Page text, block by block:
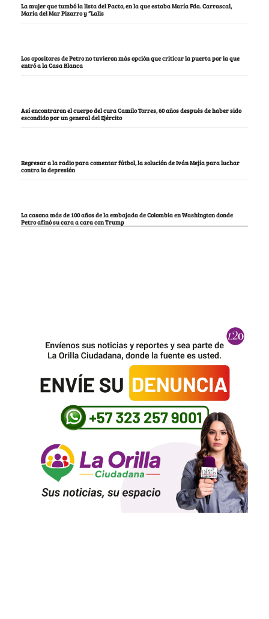
La mujer que tumbó la lista del Pacto, en la que estaba María Fda. Carrascal,
María del Mar Pizarro y “Lalis
Los opositores de Petro no tuvieron más opción que criticar la puerta por la que
entró a la Casa Blanca
Así encontraron el cuerpo del cura Camilo Torres, 60 años después de haber sido
escondido por un general del Ejército
Regresar a la radio para comentar fútbol, la solución de Iván Mejía para luchar
contra la depresión
La casona más de 100 años de la embajada de Colombia en Washington donde
Petro afinó su cara a cara con Trump